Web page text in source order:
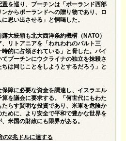
を巡り、プーチンは「ポーランド西部
からポーランドへの贈り物であり、ロ
思い出させる」と恫喝した。
大統領も北大西洋条約機構（NATO）
リトアニアを「われわれのバルト三
的に占領されている」と脅した。バイ
プーチンにウクライナの独立を抹殺さ
は同じことをしようとするだろう」と
障に必要な資金を調達し、イスラエル
を議会に要求する。「何世代にもわた
らす賢明な投資であり、米軍を危険か
めに、より安全で平和で豊かな世界を
米国の財政にも限界がある。
の2兆ドルに達する